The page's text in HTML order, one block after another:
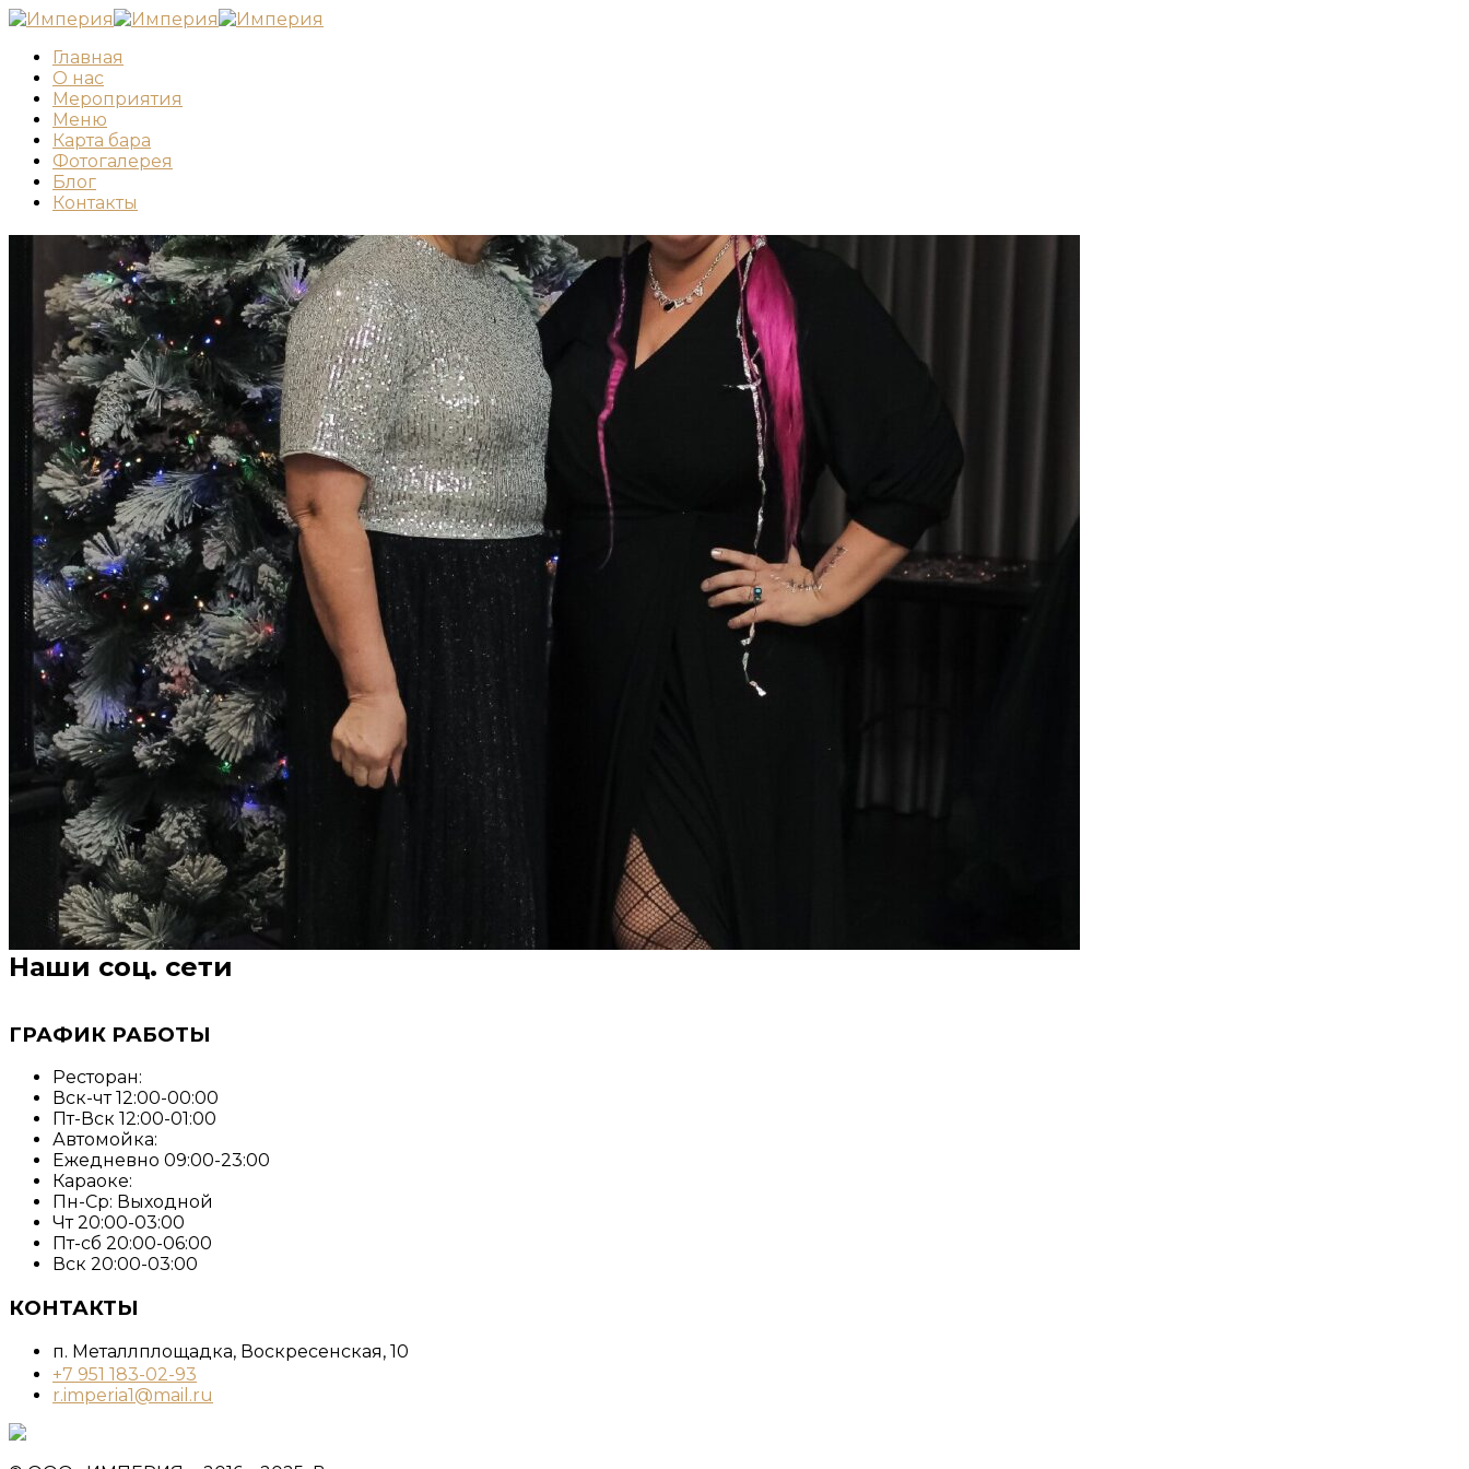
Главная
О нас
Мероприятия
Меню
Карта бара
Фотогалерея
Блог
Контакты
Наши соц. сети
ГРАФИК РАБОТЫ
Ресторан:
Вск-чт 12:00-00:00
Пт-Вск 12:00-01:00
Автомойка:
Ежедневно 09:00-23:00
Караоке:
Пн-Ср: Выходной
Чт 20:00-03:00
Пт-сб 20:00-06:00
Вск 20:00-03:00
КОНТАКТЫ
п. Металлплощадка, ​Воскресенская, 10​
+7 951 183-02-93
r.imperia1@mail.ru